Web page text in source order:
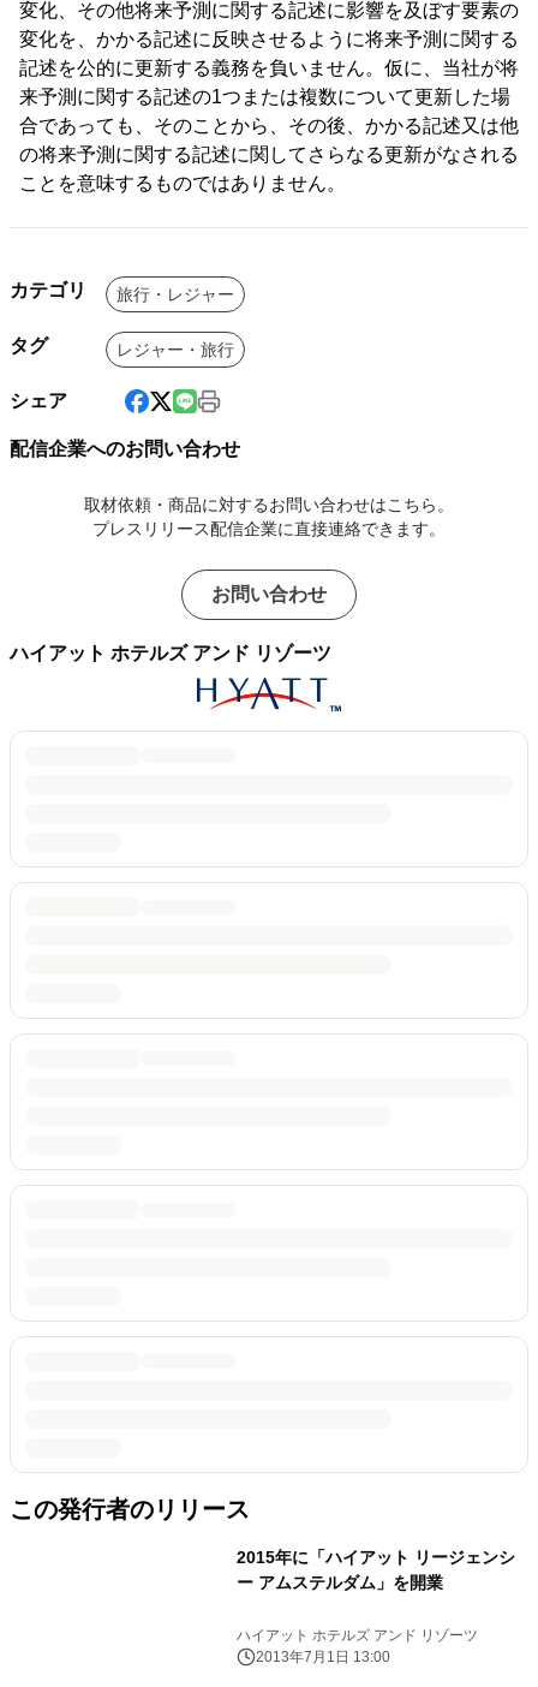
変化、その他将来予測に関する記述に影響を及ぼす要素の
変化を、かかる記述に反映させるように将来予測に関する
記述を公的に更新する義務を負いません。仮に、当社が将
来予測に関する記述の1つまたは複数について更新した場
合であっても、そのことから、その後、かかる記述又は他
の将来予測に関する記述に関してさらなる更新がなされる
ことを意味するものではありません。
カテゴリ 旅行・レジャー
タグ レジャー・旅行
シェア
配信企業へのお問い合わせ
取材依頼・商品に対するお問い合わせはこちら。
プレスリリース配信企業に直接連絡できます。
お問い合わせ
ハイアット ホテルズ アンド リゾーツ
この発行者のリリース
2015年に「ハイアット リージェンシ
ー アムステルダム」を開業
ハイアット ホテルズ アンド リゾーツ
2013年7月1日 13:00